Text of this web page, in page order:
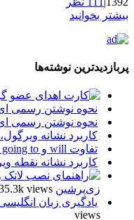
بیشتر بخوانید
پربازدیدترین نوشته‌ها
نحوه نوشتن رسمی
نحوه نوشتن رسمی
کاربرد نشانه
تفاوت will و be going to در زبان انگلیسی
کاربرد نشانه نقطه
زی‌پرشین views
یادگیری زبان
views